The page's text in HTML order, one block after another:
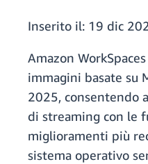
Inserito il: 19 dic
Amazon
immagini basate su
2025, consentendo
di streaming con le
miglioramenti più
sistema operativo